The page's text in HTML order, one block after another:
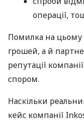
операції,
Помилка на
грошей, а й
репутації
спором.
Наскільки
кейс компанії